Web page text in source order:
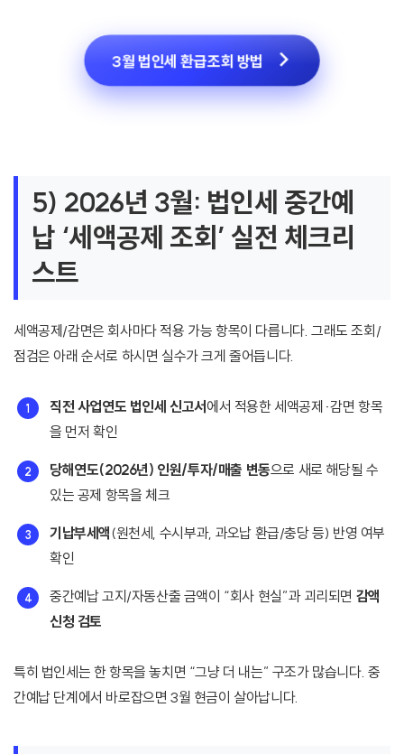
3월 법인세 환급조회 방법
5) 2026년 3월: 법인세 중간예
납 ‘세액공제 조회’ 실전 체크리
스트
세액공제/감면은 회사마다 적용 가능 항목이 다릅니다. 그래도 조회/
점검은 아래 순서로 하시면 실수가 크게 줄어듭니다.
직전 사업연도 법인세 신고서 에서 적용한 세액공제·감면 항목
을 먼저 확인
당해연도(2026년) 인원/투자/매출 변동으로 새로 해당될 수
있는 공제 항목을 체크
기납부세액(원천세, 수시부과, 과오납 환급/충당 등) 반영 여부
확인
중간예납 고지/자동산출 금액이 “회사 현실”과 괴리되면 감액
신청 검토
특히 법인세는 한 항목을 놓치면 “그냥 더 내는” 구조가 많습니다. 중
간예납 단계에서 바로잡으면 3월 현금이 살아납니다.